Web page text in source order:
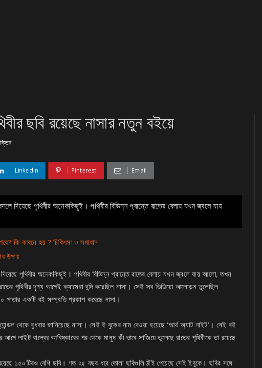
ছবি রয়েছে নাসার নতুন বইয়ে
Linkedin Pinterest Email
দিয়েছে পৃথিবীর অনেককিছুই। পথিবীর বিভিন্ন প্রান্তে রাতের বেলায় যখন জ্বলে যায়
কি কারনে হয় ? চিকিৎসা ও সমাধান
উপায়
পৃথিবীর অনেককিছুই। পথিবীর বিভিন্ন প্রান্তে রাতের বেলায় যখন জ্বলে যায় আলো, তখন
পৃথিবীর দৃশ্য আগেই ক্যামেরা বন্দি করেছিল নাসা। সেই সব ভিডিয়ো আলোড়ন তুলেছিল
পাতার একটি বই সম্প্রতি প্রকাশ করেছে নাসা।
থেকে বুধবার জানিয়েছে নাসা। সেই ই বুকের নাম দেওয়া হয়েছে ‘আর্থ অ্যাট নাইট’। সেই বই
লাইট বাল্বের আবিষ্কারের পর থেকে মানুষ কী ভাবে সাজিয়ে তুলেছে রাতের পৃথিবীকে তা রয়েছে
১৫০টিরও বেশি ছবি। গত ২৫ বছর ধরে তোলা ছবিগুলি ঠাঁই পেয়েছে সেই ইবুকে। ছবির সঙ্গে